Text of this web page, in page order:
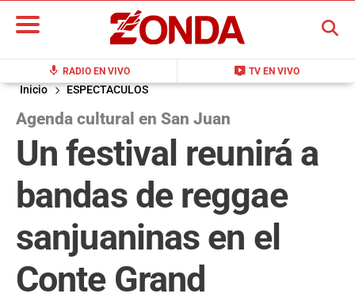
mic RADIO EN VIVO live_tv TV EN VIVO
BUSCAR
Inicio ESPECTACULOS
Agenda cultural en San Juan
Un festival reunirá a
bandas de reggae
sanjuaninas en el
Conte Grand